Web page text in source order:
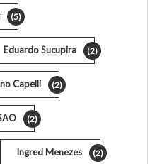
(5)
Eduardo Sucupira (2)
Capelli (2)
(2)
Ingred Menezes (2)